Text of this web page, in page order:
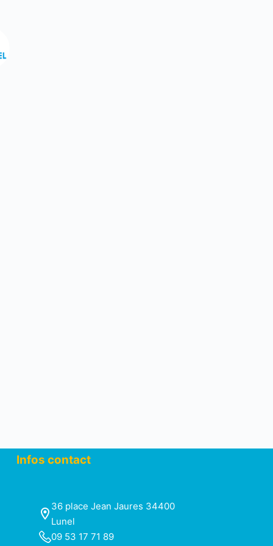
Infos contact
36 place Jean Jaures 34400
Lunel
09 53 17 71 89